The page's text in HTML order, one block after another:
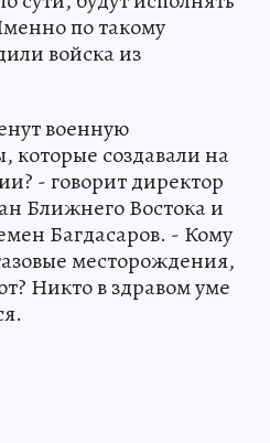
по такому
войска из
военную
которые создавали на
- говорит директор
Ближнего Востока и
Багдасаров. - Кому
месторождения,
Никто в здравом уме